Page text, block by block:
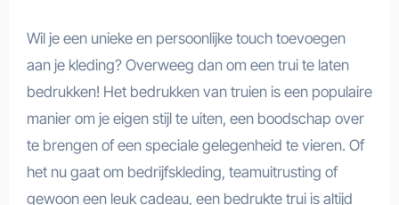
Wil je een unieke en persoonlijke touch toevoegen
aan je kleding? Overweeg dan om een trui te laten
bedrukken! Het bedrukken van truien is een populaire
manier om je eigen stijl te uiten, een boodschap over
te brengen of een speciale gelegenheid te vieren. Of
het nu gaat om bedrijfskleding, teamuitrusting of
gewoon een leuk cadeau, een bedrukte trui is altijd